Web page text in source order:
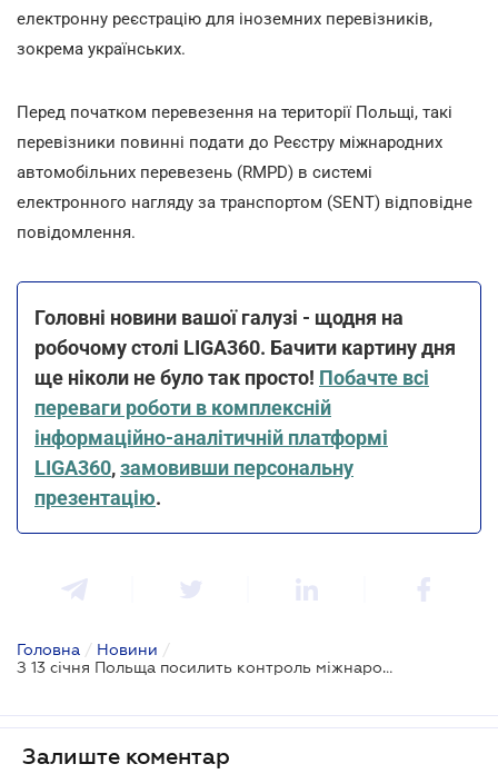
електронну реєстрацію для іноземних перевізників,
зокрема українських.
Перед початком перевезення на території Польщі, такі
перевізники повинні подати до Реєстру міжнародних
автомобільних перевезень (RMPD) в системі
електронного нагляду за транспортом (SENT) відповідне
повідомлення.
Головні новини вашої галузі - щодня на
робочому столі LIGA360. Бачити картину дня
ще ніколи не було так просто! Побачте всі
переваги роботи в комплексній
інформаційно-аналітичній платформі
LIGA360,замовивши персональну
презентацію.
Головна / Новини /
З 13 січня Польща посилить контроль міжнародних перевізників
Залиште коментар